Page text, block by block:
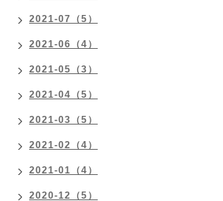
2021-07（5）
2021-06（4）
2021-05（3）
2021-04（5）
2021-03（5）
2021-02（4）
2021-01（4）
2020-12（5）